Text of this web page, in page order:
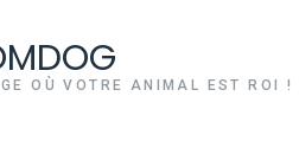
OÙ VOTRE ANIMAL EST ROI !